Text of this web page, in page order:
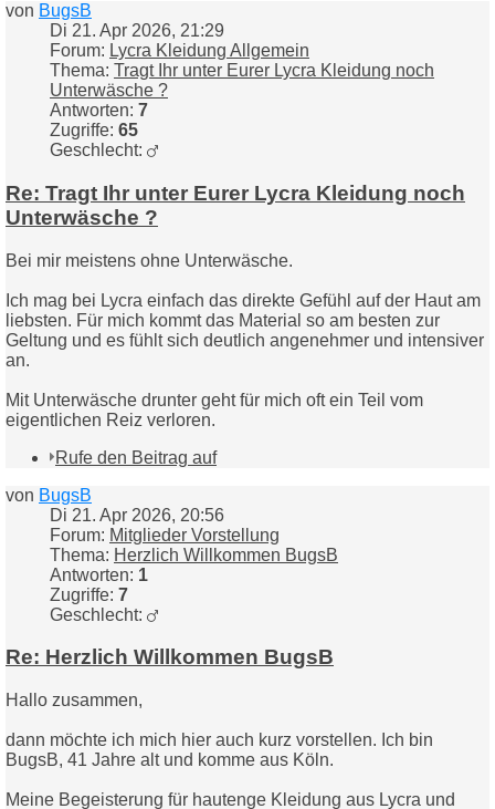
von BugsB
Di 21. Apr 2026, 21:29
Forum: Lycra Kleidung Allgemein
Thema: Tragt Ihr unter Eurer Lycra Kleidung noch
Unterwäsche ?
Antworten: 7
Zugriffe: 65
Geschlecht:
Re: Tragt Ihr unter Eurer Lycra Kleidung noch
Unterwäsche ?
Bei mir meistens ohne Unterwäsche.
Ich mag bei Lycra einfach das direkte Gefühl auf der Haut am
liebsten. Für mich kommt das Material so am besten zur
Geltung und es fühlt sich deutlich angenehmer und intensiver
an.
Mit Unterwäsche drunter geht für mich oft ein Teil vom
eigentlichen Reiz verloren.
Rufe den Beitrag auf
von BugsB
Di 21. Apr 2026, 20:56
Forum: Mitglieder Vorstellung
Thema: Herzlich Willkommen BugsB
Antworten: 1
Zugriffe: 7
Geschlecht:
Re: Herzlich Willkommen BugsB
Hallo zusammen,
dann möchte ich mich hier auch kurz vorstellen. Ich bin
BugsB, 41 Jahre alt und komme aus Köln.
Meine Begeisterung für hautenge Kleidung aus Lycra und